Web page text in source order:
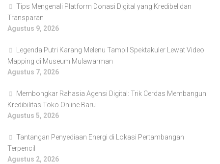
Tips Mengenali Platform Donasi Digital yang Kredibel dan
Transparan
Agustus 9, 2026
Legenda Putri Karang Melenu Tampil Spektakuler Lewat Video
Mapping di Museum Mulawarman
Agustus 7, 2026
Membongkar Rahasia Agensi Digital: Trik Cerdas Membangun
Kredibilitas Toko Online Baru
Agustus 5, 2026
Tantangan Penyediaan Energi di Lokasi Pertambangan
Terpencil
Agustus 2, 2026